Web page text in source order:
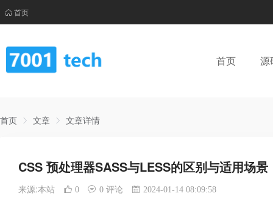
首页
首页 源
首页 文章 文章详情
CSS 预处理器SASS与LESS的区别与适用场景
来源:本站 0 0 评论 2024-01-14 08:09:58